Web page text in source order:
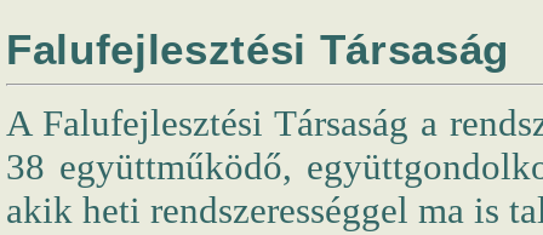
Falufejlesztési Társaság
A Falufejlesztési Társaság a
38 együttműködő,
akik heti rendszerességgel ma is